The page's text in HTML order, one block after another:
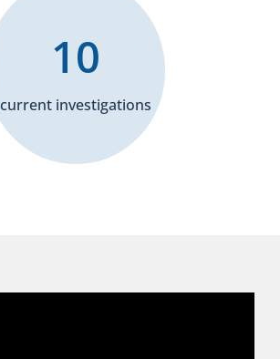
current investigations
10